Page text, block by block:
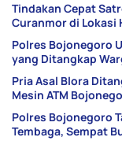
Tindakan Cepat
Curanmor di Lokasi
Polres Bojonegoro
yang Ditangkap
Pria Asal Blora
Mesin ATM
Polres Bojonegoro
Tembaga, Sempat